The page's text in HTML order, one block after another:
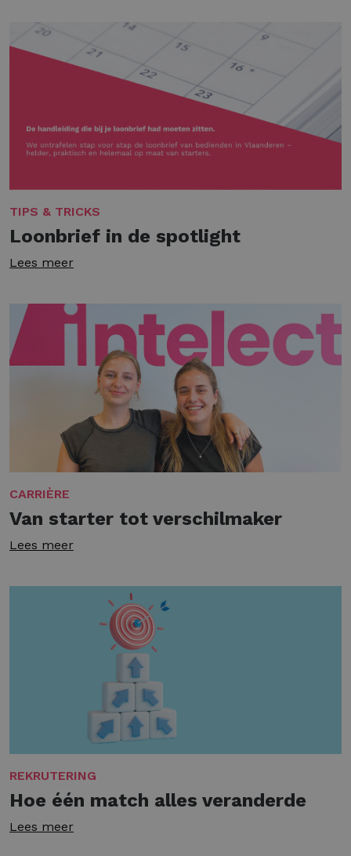
TIPS & TRICKS
Loonbrief in de spotlight
Lees meer
CARRIÈRE
Van starter tot verschilmaker
Lees meer
REKRUTERING
Hoe één match alles veranderde
Lees meer